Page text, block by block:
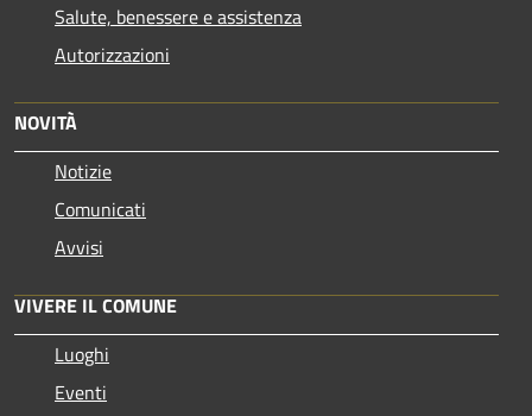
Salute, benessere e assistenza
Autorizzazioni
NOVITÀ
Notizie
Comunicati
Avvisi
VIVERE IL COMUNE
Luoghi
Eventi